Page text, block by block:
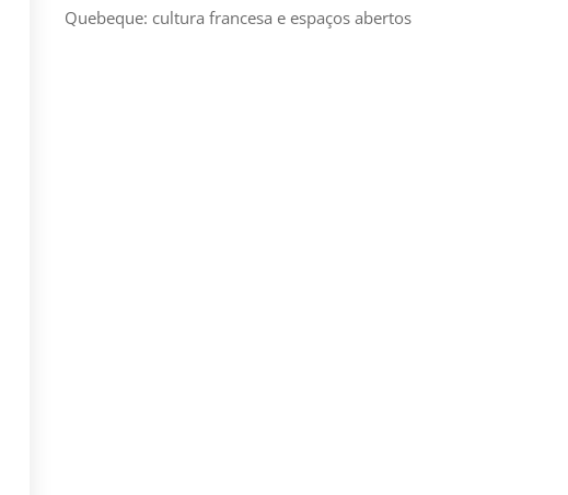
Quebeque: cultura francesa e espaços abertos